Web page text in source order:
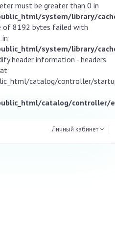
must be greater than 0 in
system/library/
of 8192 bytes failed with
in
system/library/
header information - headers
catalog/controller/
catalog/controller/
Личный кабинет